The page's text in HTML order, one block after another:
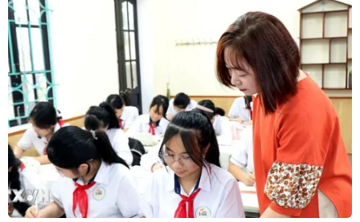
Việt Nam từng bước làm chủ công
nghệ 6G
31/07/2026 08:04
Xem thêm